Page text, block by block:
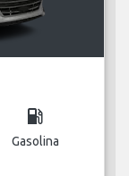
local_gas_station
Gasolina